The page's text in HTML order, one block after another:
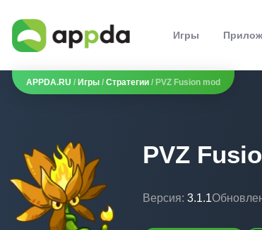
Игры
APPDA.RU / Игры / Стратегии / PVZ Fusion mod
PVZ
Версия: 3.1.1